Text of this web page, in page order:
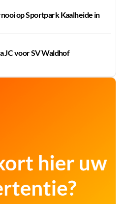
op Sportpark Kaalheide in
JC voor SV Waldhof